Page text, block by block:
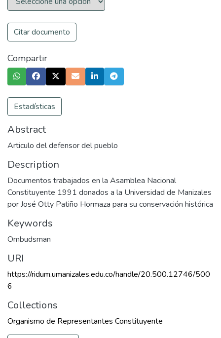
Citar documento
Compartir
Estadísticas
Abstract
Articulo del defensor del pueblo
Description
Documentos trabajados en la Asamblea Nacional
Constituyente 1991 donados a la Universidad de Manizales
por José Otty Patiño Hormaza para su conservación histórica
Keywords
Ombudsman
URI
https://ridum.umanizales.edu.co/handle/20.500.12746/500
6
Collections
Organismo de Representantes Constituyente